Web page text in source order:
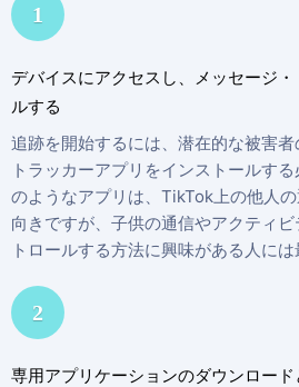
1
デバイスにアクセスし、メッセージ
ルする
追跡を開始するには、潜在的な被害
トラッカーアプリをインストールす
のようなアプリは、TikTok上の他人
向きですが、子供の通信やアクティ
トロールする方法に興味がある人には
2
専用アプリケーションのダウンロー